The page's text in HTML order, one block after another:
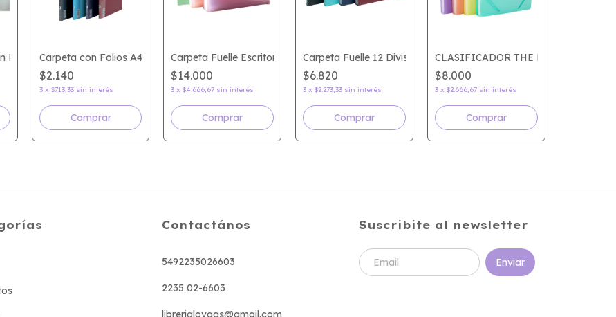
FW Carpeta con Folios A4 FW
$2.140
3 x $713,33 sin interés
Comprar
Carpeta Fuelle Escritorio FW
$14.000
3 x$4.666,67 sin interés
Comprar
Carpeta Fuelle 12 Divisiones FW
$6.820
3 x$2.273,33 sin interés
Comprar
CLASIFICADOR THE PEL A4 PASTEL
$8.000
3 x$2.666,67 sin interés
Comprar
Contactános
5492235026603
2235 02-6603
librerialovaas@gmail.com
Suscribite al newsletter